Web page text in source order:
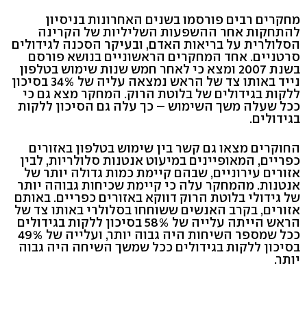
מחקרים רבים פורסמו בשנים האחרונות בניסיון
להתחקות אחר ההשפעות השליליות של הקרינה
הסלולרית על בריאות האדם, ובעיקר הסכנה לגידולים
סרטניים. אחד המחקרים הראשוניים בנושא פורסם
בשנת 2007 ומצא כי לאחר חמש שנות שימוש בטלפון
נייד באותו צד של הראש נמצאה עליה של 34% בסיכון
ללקות בגידולים של בלוטת הרוק. המחקר מצא גם כי
ככל שעלה משך השימוש – כך עלה גם הסיכון ללקות
בגידולים.
החוקרים מצאו גם קשר בין שימוש בטלפון באזורים
כפריים, המאופיינים במיעוט אנטנות סלולריות, לבין
אזורים עירוניים, שבהם קיימת כמות גדולה יותר של
אנטנות. מהמחקר עלה כי קיימת שכיחות גבוהה יותר
של גידולי בלוטת הרוק דווקא באזורים כפריים. באותם
אזורים, בקרב האנשים ששוחחו בסלולרי באותו צד של
הראש הייתה עלייה של 58% בסיכון ללקות בגידולים
ככל שמספר השיחות היה גבוה יותר, ועלייה של 49%
בסיכון ללקות בגידולים ככל שמשך השיחה היה גבוה
יותר.